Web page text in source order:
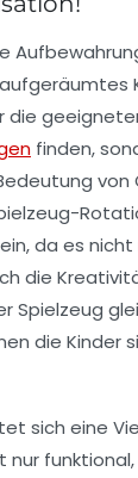
die
finden,
von
da es
die
Spielzeug
die Kinder
sich eine
nur